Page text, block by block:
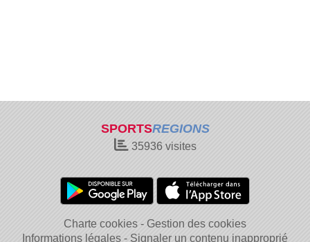
SPORTSREGIONS
35936visites
Charte cookies
Gestion des cookies
Informations légales
Signaler un contenu inapproprié